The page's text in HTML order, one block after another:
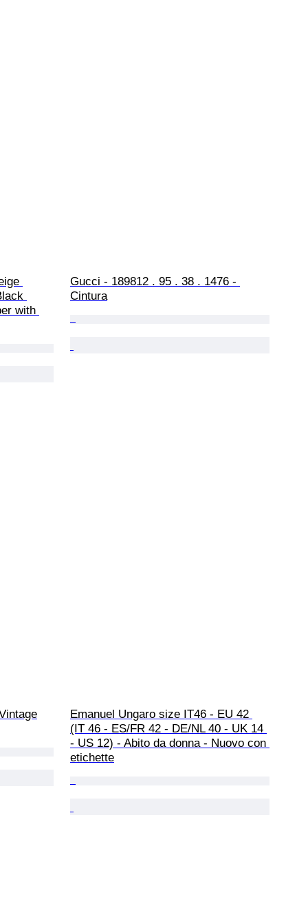
with
Gucci - 189812 . 95 . 38 . 1476 -
Cintura
Emanuel Ungaro size IT46 - EU 42
(IT 46 - ES/FR 42 - DE/NL 40 - UK 14
- US 12) - Abito da donna - Nuovo con
etichette